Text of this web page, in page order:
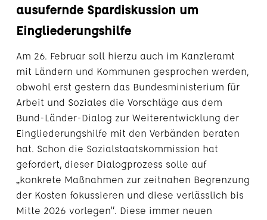
ausufernde Spardiskussion um
Eingliederungshilfe
Am 26. Februar soll hierzu auch im Kanzleramt
mit Ländern und Kommunen gesprochen werden,
obwohl erst gestern das Bundesministerium für
Arbeit und Soziales die Vorschläge aus dem
Bund-Länder-Dialog zur Weiterentwicklung der
Eingliederungshilfe mit den Verbänden beraten
hat. Schon die Sozialstaatskommission hat
gefordert, dieser Dialogprozess solle auf
„konkrete Maßnahmen zur zeitnahen Begrenzung
der Kosten fokussieren und diese verlässlich bis
Mitte 2026 vorlegen“. Diese immer neuen